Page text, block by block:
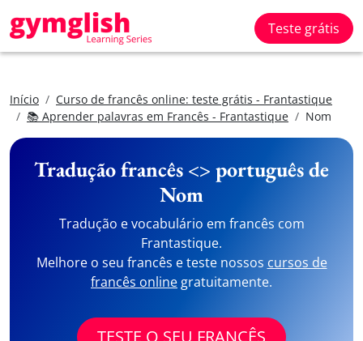
Teste grátis
Início
Curso de francês online: teste grátis - Frantastique
📚 Aprender palavras em Francês - Frantastique
Nom
Tradução francês <> português de
Nom
Tradução e vocabulário em francês com
Frantastique.
Melhore o seu francês e teste nossos cursos de
francês online gratuitamente.
TESTE O SEU FRANCÊS